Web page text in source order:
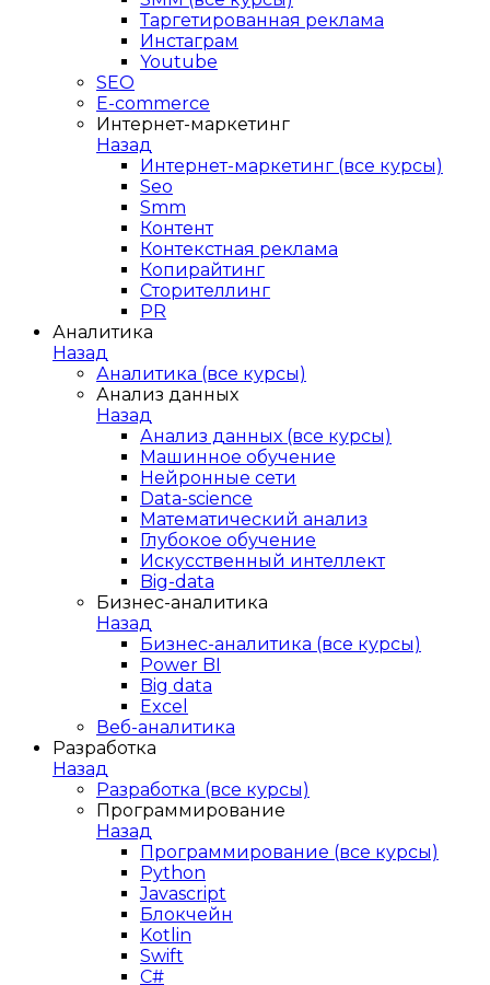
Таргетированная реклама
Инстаграм
Youtube
SEO
E-сommerce
Интернет-маркетинг
Назад
Интернет-маркетинг (все курсы)
Seo
Smm
Контент
Контекстная реклама
Копирайтинг
Сторителлинг
PR
Аналитика
Назад
Аналитика (все курсы)
Анализ данных
Назад
Анализ данных (все курсы)
Машинное обучение
Нейронные сети
Data-science
Математический анализ
Глубокое обучение
Искусственный интеллект
Big-data
Бизнес-аналитика
Назад
Бизнес-аналитика (все курсы)
Power BI
Big data
Excel
Веб-аналитика
Разработка
Назад
Разработка (все курсы)
Программирование
Назад
Программирование (все курсы)
Python
Javascript
Блокчейн
Kotlin
Swift
C#